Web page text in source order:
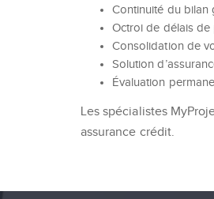
Continuité du bilan
Octroi de délais de
Consolidation de
Solution
Évaluation
Les spécialistes
assurance crédit.